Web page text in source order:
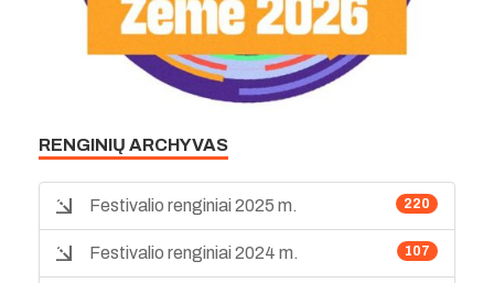
RENGINIŲ ARCHYVAS
220
Festivalio renginiai 2025 m.
107
Festivalio renginiai 2024 m.